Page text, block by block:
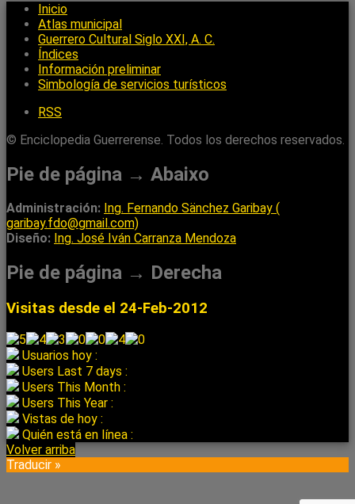
Inicio
Atlas municipal
Guerrero Cultural Siglo XXI, A. C.
Índices
Información preliminar
Simbología de servicios turísticos
RSS
© Enciclopedia Guerrerense. Todos los derechos reservados.
Pie de página → Abaixo
Administración: Ing. Fernando Sänchez Garibay (
garibay.fdo@gmail.com)
Diseño: Ing. José Iván Carranza Mendoza
Pie de página → Derecha
Visitas desde el 24-Feb-2012
Usuarios hoy :
Users Last 7 days :
Users This Month :
Users This Year :
Vistas de hoy :
Quién está en línea :
Volver arriba
Traducir »